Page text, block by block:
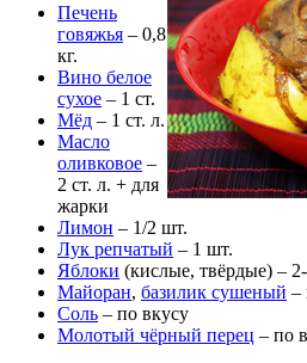
Печень
говяжья – 0,8
кг.
Вино белое
сухое – 1 ст.
Мёд – 1 ст. л.
Масло
оливковое –
2 ст. л. + для
жарки
Лимон – 1/2 шт.
Лук репчатый – 1 шт.
Яблоки (кислые, твёрдые) –
Майоран, базилик сушеный –
Соль – по вкусу
Молотый чёрный перец – по